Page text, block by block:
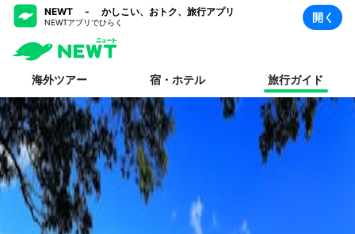
NEWT - かしこい、おトク、旅行アプリ
NEWTアプリでひらく 開く
海外ツアー 宿・ホテル 旅行ガイド